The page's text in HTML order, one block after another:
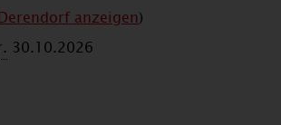
anzeigen)
30.10.2026